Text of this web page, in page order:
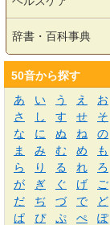
辞書・百科事典
50音から探す
あ
い う え お
さ
し す せ そ
な
に ぬ ね の
ま
み む め も
ら
り る れ ろ
が
ぎ ぐ げ ご
だ
ぢ づ で ど
ぱ
ぴ ぷ ぺ ぽ